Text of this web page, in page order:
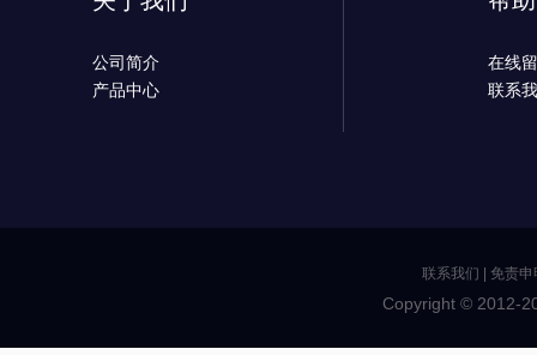
公司简介
产品中心
在线
联系
联系我们 免责申
Copyright © 2012-